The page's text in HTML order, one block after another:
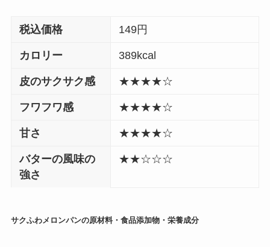
税込価格 149円
カロリー 389kcal
皮のサクサク感 ★★★★☆
フワフワ感 ★★★★☆
甘さ ★★★★☆
バターの風味の
強さ
★★☆☆☆
サクふわメロンパンの原材料・食品添加物・栄養成分